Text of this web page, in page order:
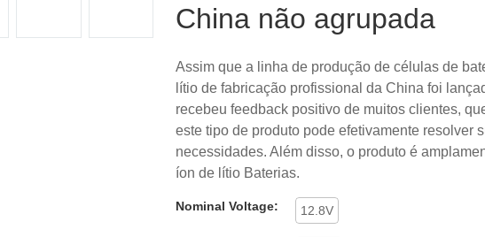
China não agrupada
Assim que a linha de produção de células de
lítio de fabricação profissional da China foi
recebeu feedback positivo de muitos clientes,
este tipo de produto pode efetivamente resolver
necessidades. Além disso, o produto é
íon de lítio Baterias.
Nominal Voltage: 12.8V